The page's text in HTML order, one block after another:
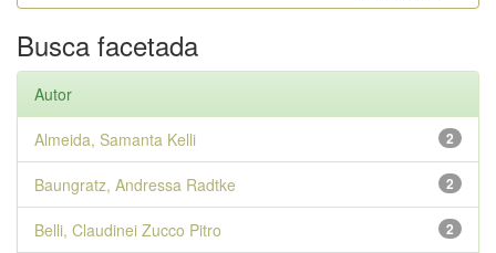
Busca facetada
Autor
2
Almeida, Samanta Kelli
2
Baungratz, Andressa Radtke
2
Belli, Claudinei Zucco Pitro